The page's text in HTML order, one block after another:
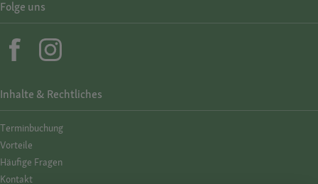
Inhalte & Rechtliches
Termin­buchung
Vorteile
Häufige Fragen
Kontakt
Folge uns